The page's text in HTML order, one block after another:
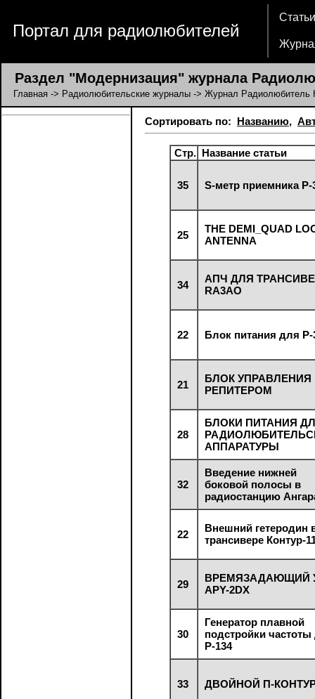
Портал для радиолюбителей
Статьи
Раздел "Модернизация" журнала
Главная -> Радиолюбительские журналы -> Журнал Радиолюбитель
Сортировать по: Названию,
Стр. Название статьи
35 S-метр приемника Р-
25
THE DEMI_QUAD
ANTENNA
34
АПЧ ДЛЯ
RA3AO
22 Блок питания для Р-
21
БЛОК УПРАВЛЕНИЯ
РЕПИТЕРОМ
28
БЛОКИ ПИТАНИЯ
АППАРАТУРЫ
32
Введение нижней
боковой полосы в
радиостанцию
22
Внешний гетеродин
трансивере Контур-
29
ВРЕМЯЗАДАЮЩИЙ
APY-2DX
30
Генератор плавной
подстройки
Р-134
33 ДВОЙНОЙ П-